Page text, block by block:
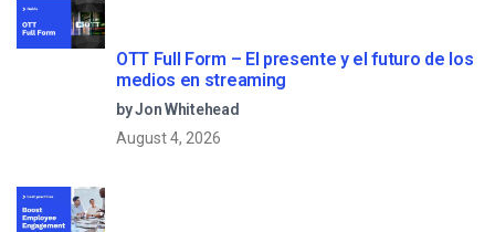
OTT Full Form – El presente y el futuro de los
medios en streaming
by Jon Whitehead
August 4, 2026